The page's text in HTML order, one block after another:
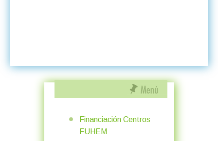
Financiación Centros
FUHEM